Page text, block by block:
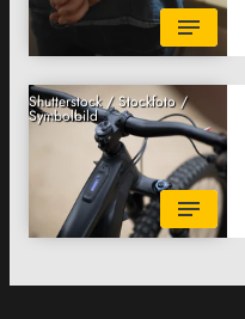
Shutterstock / Stockfoto /
Symbolbild